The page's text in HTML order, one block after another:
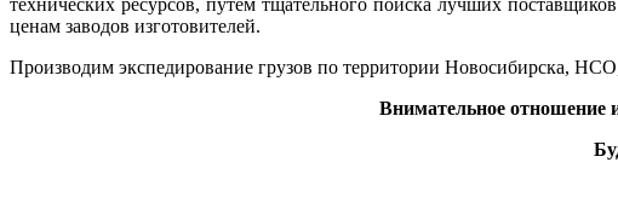
технических ресурсов, путем тщательного поиска лучших
ценам заводов изготовителей.
Производим экспедирование грузов по территории Новосибирска,
Внимательное отношение